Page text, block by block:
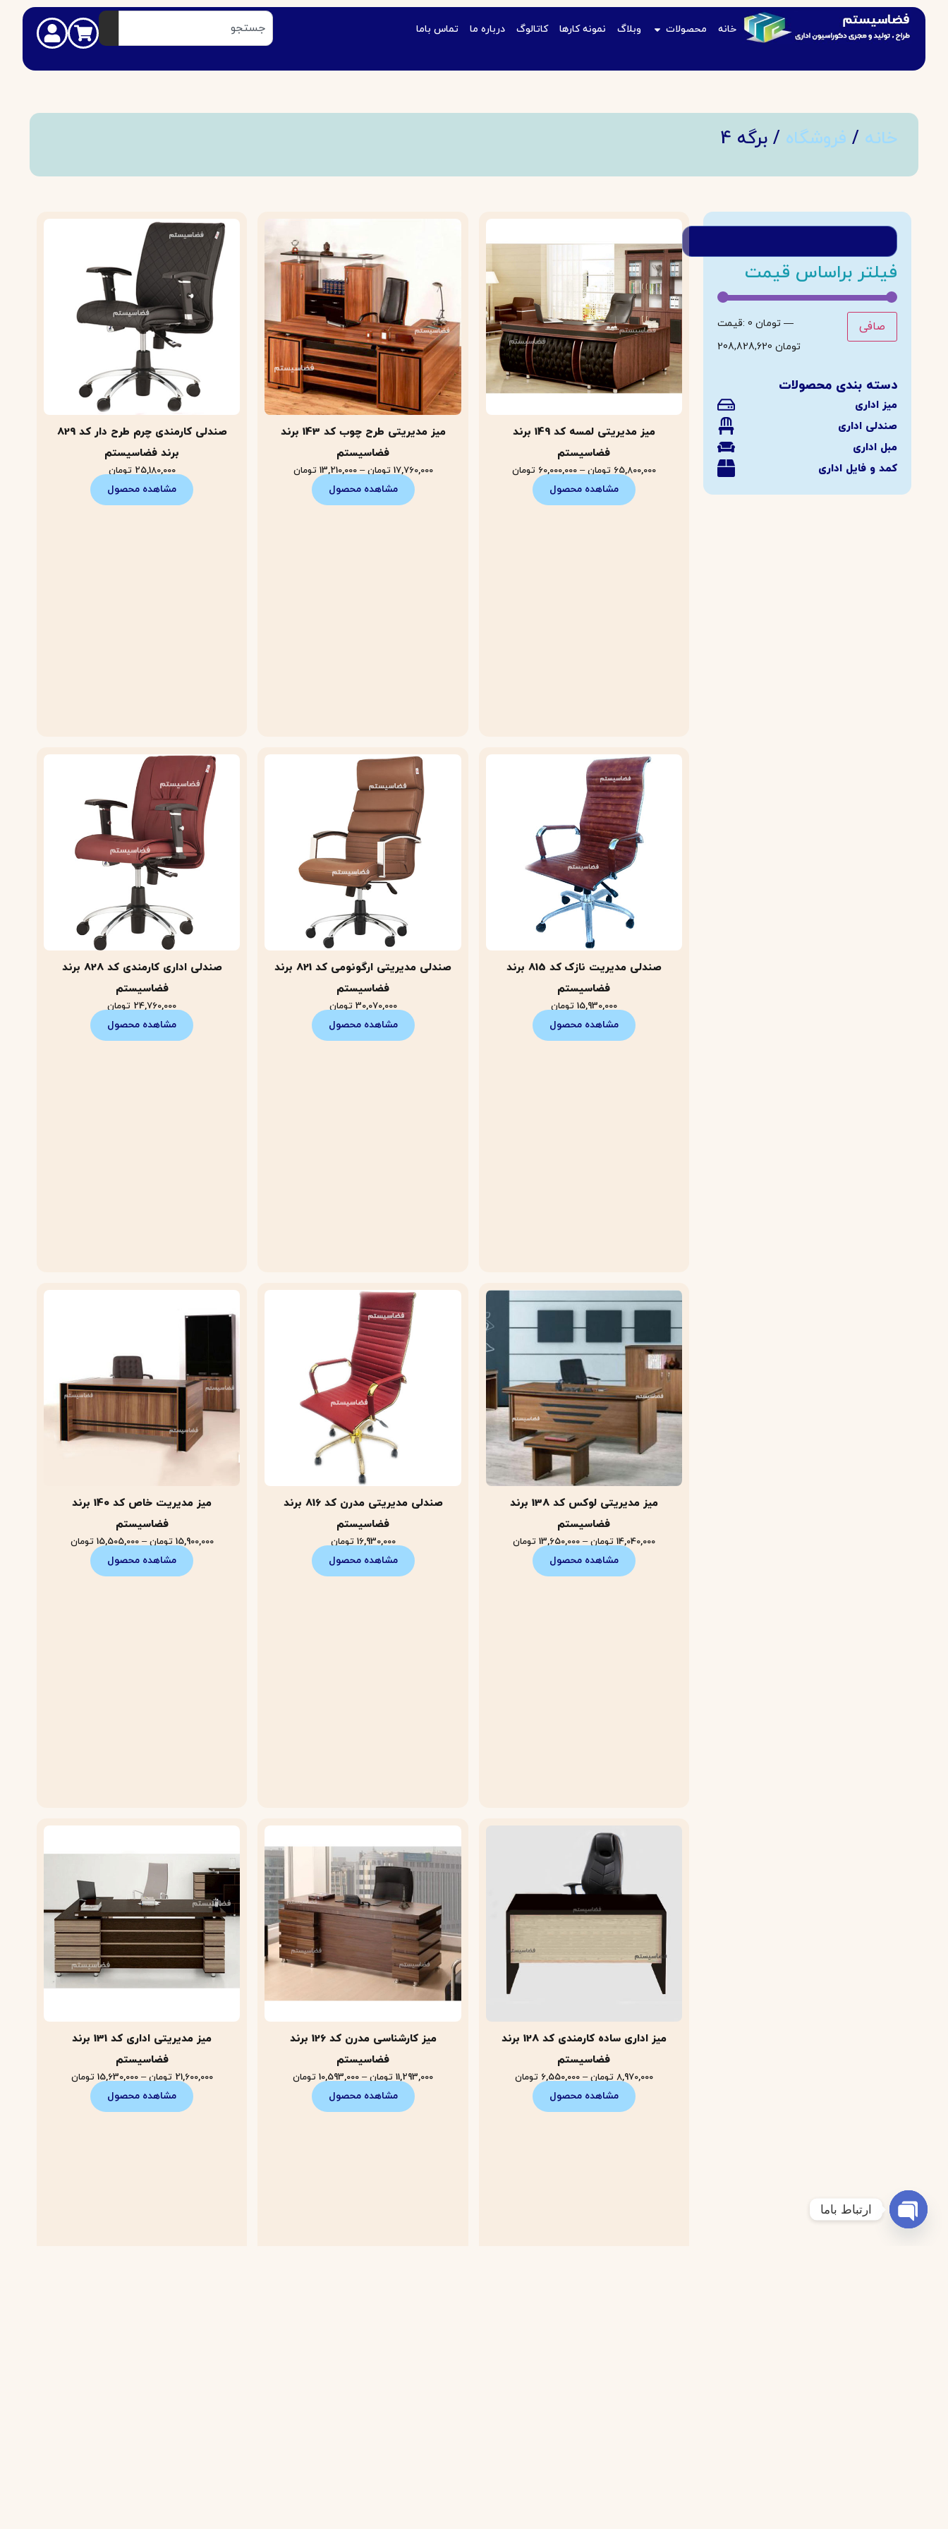
خانه محصولات وبلاگ نمونه کارها کاتالوگ درباره ما تماس باما
خانه / فروشگاه / برگه 4
فیلتر براساس قیمت
صافی قيمت: 0 تومان —
208,828,620 تومان
دسته بندی محصولات
میز اداری
صندلی اداری
مبل اداری
کمد و فایل اداری
میز مدیریتی لمسه کد 149 برند
فضاسیستم
65,800,000 تومان –
60,000,000 تومان
مشاهده محصول
میز مدیریتی طرح چوب کد 143 برند
فضاسیستم
17,760,000 تومان –
13,210,000 تومان
مشاهده محصول
صندلی کارمندی چرم طرح دار کد 829
برند فضاسیستم
25,180,000 تومان
مشاهده محصول
صندلی مدیریت نازک کد 815 برند
فضاسیستم
15,930,000 تومان
مشاهده محصول
صندلی مدیریتی ارگونومی کد 821 برند
فضاسیستم
30,070,000 تومان
مشاهده محصول
صندلی اداری کارمندی کد 828 برند
فضاسیستم
24,760,000 تومان
مشاهده محصول
میز مدیریتی لوکس کد 138 برند
فضاسیستم
14,040,000 تومان –
13,650,000 تومان
مشاهده محصول
صندلی مدیریتی مدرن کد 816 برند
فضاسیستم
16,930,000 تومان
مشاهده محصول
میز مدیریت خاص کد 140 برند
فضاسیستم
15,900,000 تومان –
15,505,000 تومان
مشاهده محصول
میز اداری ساده کارمندی کد 128 برند
فضاسیستم
8,970,000 تومان –
6,550,000 تومان
مشاهده محصول
میز کارشناسی مدرن کد 126 برند
فضاسیستم
11,293,000 تومان –
10,593,000 تومان
مشاهده محصول
میز مدیریتی اداری کد 131 برند
فضاسیستم
21,600,000 تومان –
15,630,000 تومان
مشاهده محصول
ارتباط باما